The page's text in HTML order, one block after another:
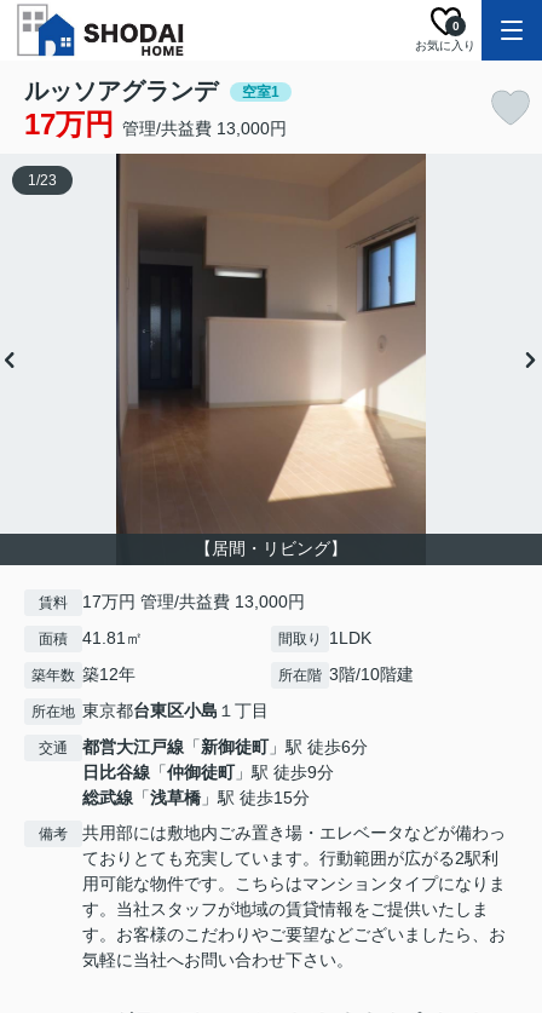
お気に入り
0
ルッソアグランデ 空室1
17万円 管理/共益費 13,000円
【居間・リビング】
1/23
賃料 17万円 管理/共益費 13,000円
面積 41.81㎡ 間取り 1LDK
築年数 築12年 所在階 3階/10階建
所在地 東京都台東区小島 １丁目
交通 都営大江戸線 「新御徒町」駅 徒歩6分
日比谷線 「仲御徒町」駅 徒歩9分
総武線 「浅草橋 」駅 徒歩15分
備考
共用部には敷地内ごみ置き場・エレベータなどが備わっ
ておりとても充実しています。行動範囲が広がる2駅利
用可能な物件です。こちらはマンションタイプになりま
す。当社スタッフが地域の賃貸情報をご提供いたしま
す。お客様のこだわりやご要望などございましたら、お
気軽に当社へお問い合わせ下さい。